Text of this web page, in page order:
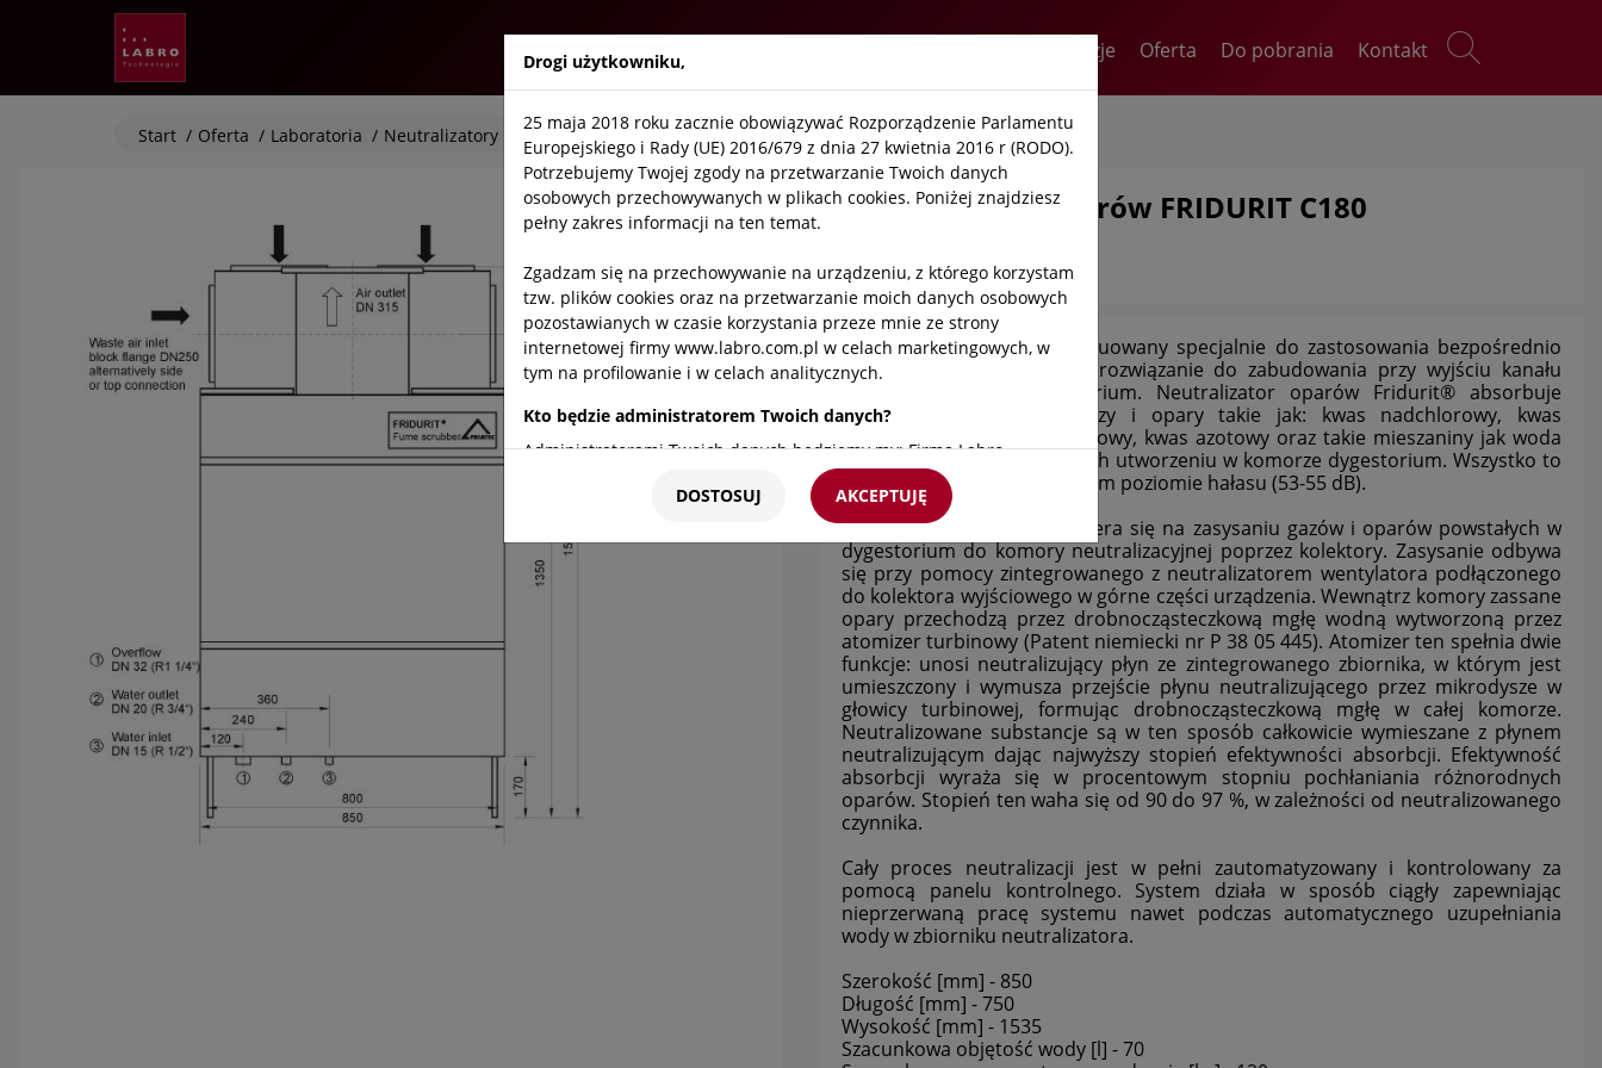
Okazje Oferta Do pobrania Kontakt
Start / Oferta / Laboratoria / Neutralizatory
Neutralizator oparów FRIDURIT C180
Neutralizator został skonstruowany specjalnie do zastosowania bezpośrednio
nad dygestorium lub jako rozwiązanie do zabudowania przy wyjściu kanału
wentylacyjnego z laboratorium. Neutralizator oparów Fridurit® absorbuje
agresywne i toksyczne gazy i opary takie jak: kwas nadchlorowy, kwas
fluorowodorowy, kwas siarkowy, kwas azotowy oraz takie mieszaniny jak woda
królewska natychmiast po ich utworzeniu w komorze dygestorium. Wszystko to
odbywa się przy bardzo niskim poziomie hałasu (53-55 dB).
Działanie neutralizatora opiera się na zasysaniu gazów i oparów powstałych w
dygestorium do komory neutralizacyjnej poprzez kolektory. Zasysanie odbywa
się przy pomocy zintegrowanego z neutralizatorem wentylatora podłączonego
do kolektora wyjściowego w górne części urządzenia. Wewnątrz komory zassane
opary przechodzą przez drobnocząsteczkową mgłę wodną wytworzoną przez
atomizer turbinowy (Patent niemiecki nr P 38 05 445). Atomizer ten spełnia dwie
funkcje: unosi neutralizujący płyn ze zintegrowanego zbiornika, w którym jest
umieszczony i wymusza przejście płynu neutralizującego przez mikrodysze w
głowicy turbinowej, formując drobnocząsteczkową mgłę w całej komorze.
Neutralizowane substancje są w ten sposób całkowicie wymieszane z płynem
neutralizującym dając najwyższy stopień efektywności absorbcji. Efektywność
absorbcji wyraża się w procentowym stopniu pochłaniania różnorodnych
oparów. Stopień ten waha się od 90 do 97 %, w zależności od neutralizowanego
czynnika.
Cały proces neutralizacji jest w pełni zautomatyzowany i kontrolowany za
pomocą panelu kontrolnego. System działa w sposób ciągły zapewniając
nieprzerwaną pracę systemu nawet podczas automatycznego uzupełniania
wody w zbiorniku neutralizatora.
Szerokość [mm] - 850
Długość [mm] - 750
Wysokość [mm] - 1535
Szacunkowa objętość wody [l] - 70
Drogi użytkowniku,
25 maja 2018 roku zacznie obowiązywać Rozporządzenie Parlamentu
Europejskiego i Rady (UE) 2016/679 z dnia 27 kwietnia 2016 r (RODO).
Potrzebujemy Twojej zgody na przetwarzanie Twoich danych
osobowych przechowywanych w plikach cookies. Poniżej znajdziesz
pełny zakres informacji na ten temat.
Zgadzam się na przechowywanie na urządzeniu, z którego korzystam
tzw. plików cookies oraz na przetwarzanie moich danych osobowych
pozostawianych w czasie korzystania przeze mnie ze strony
internetowej firmy www.labro.com.pl w celach marketingowych, w
tym na profilowanie i w celach analitycznych.
Kto będzie administratorem Twoich danych?
Administratorami Twoich danych będziemy my: Firma Labro
Technologie sp.z o.o.sp.k. z siedzibą w Krakowie ul. Czerwone Maki
55/25 NIP 676 247 94 93
O jakich danych mówimy?
Chodzi o dane osobowe, które są zbierane w ramach korzystania
przez Ciebie z naszych usług w tym zapisywanych w plikach cookies.
Dlaczego chcemy przetwarzać Twoje dane?
Przetwarzamy te dane w celach opisanych w polityce prywatności,
dopasować treści stron i ich tematykę, w tym tematykę
ukazujących się tam materiałów do Twoich zainteresowań,
dokonywać pomiarów, które pozwalają nam udoskonalać nasze
usługi i sprawić, że będą maksymalnie odpowiadać Twoim
pokazywać Ci reklamy dopasowane do Twoich potrzeb i
Zgodnie z obowiązującym prawem Twoje dane możemy przekazywać
podmiotom przetwarzającym je na nasze zlecenie, np. agencjom
marketingowym, podwykonawcom naszych usług oraz podmiotom
uprawnionym do uzyskania danych na podstawie obowiązującego
DOSTOSUJ AKCEPTUJĘ